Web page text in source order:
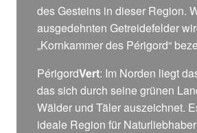
des Gesteins in dieser Region.
ausgedehnten Getreidefelder
„Kornkammer des Périgord“
PérigordVert: Im Norden liegt
das sich durch seine grünen
Wälder und Täler auszeichnet.
ideale Region für